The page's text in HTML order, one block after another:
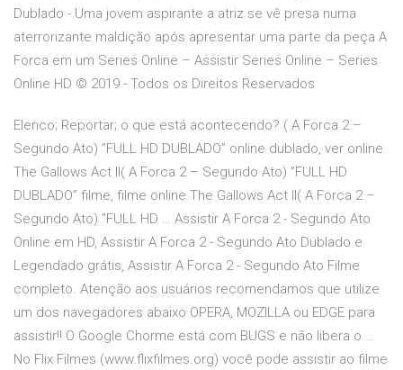
Dublado - Uma jovem aspirante a atriz se vê presa numa
aterrorizante maldição após apresentar uma parte da peça A
Forca em um Series Online – Assistir Series Online – Series
Online HD © 2019 - Todos os Direitos Reservados
Elenco; Reportar; o que está acontecendo? ( A Forca 2 –
Segundo Ato) ”FULL HD DUBLADO” online dublado, ver online
The Gallows Act II( A Forca 2 – Segundo Ato) ”FULL HD
DUBLADO” filme, filme online The Gallows Act II( A Forca 2 –
Segundo Ato) ”FULL HD … Assistir A Forca 2 - Segundo Ato
Online em HD, Assistir A Forca 2 - Segundo Ato Dublado e
Legendado grátis, Assistir A Forca 2 - Segundo Ato Filme
completo. Atenção aos usuários recomendamos que utilize
um dos navegadores abaixo OPERA, MOZILLA ou EDGE para
assistir!! O Google Chorme está com BUGS e não libera o …
No Flix Filmes (www.flixfilmes.org) você pode assistir ao filme